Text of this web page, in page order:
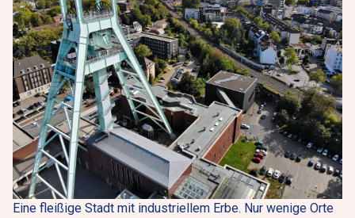
Eine fleißige Stadt mit industriellem Erbe. Nur wenige Orte